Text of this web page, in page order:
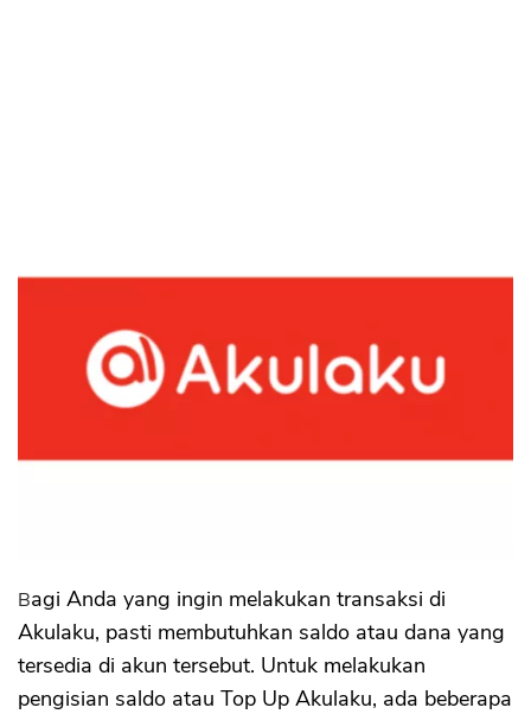
Asuransi Kesehatan
Asuransi Syariah
Bagi Anda yang ingin melakukan transaksi di
Akulaku, pasti membutuhkan saldo atau dana yang
tersedia di akun tersebut. Untuk melakukan
pengisian saldo atau Top Up Akulaku, ada beberapa